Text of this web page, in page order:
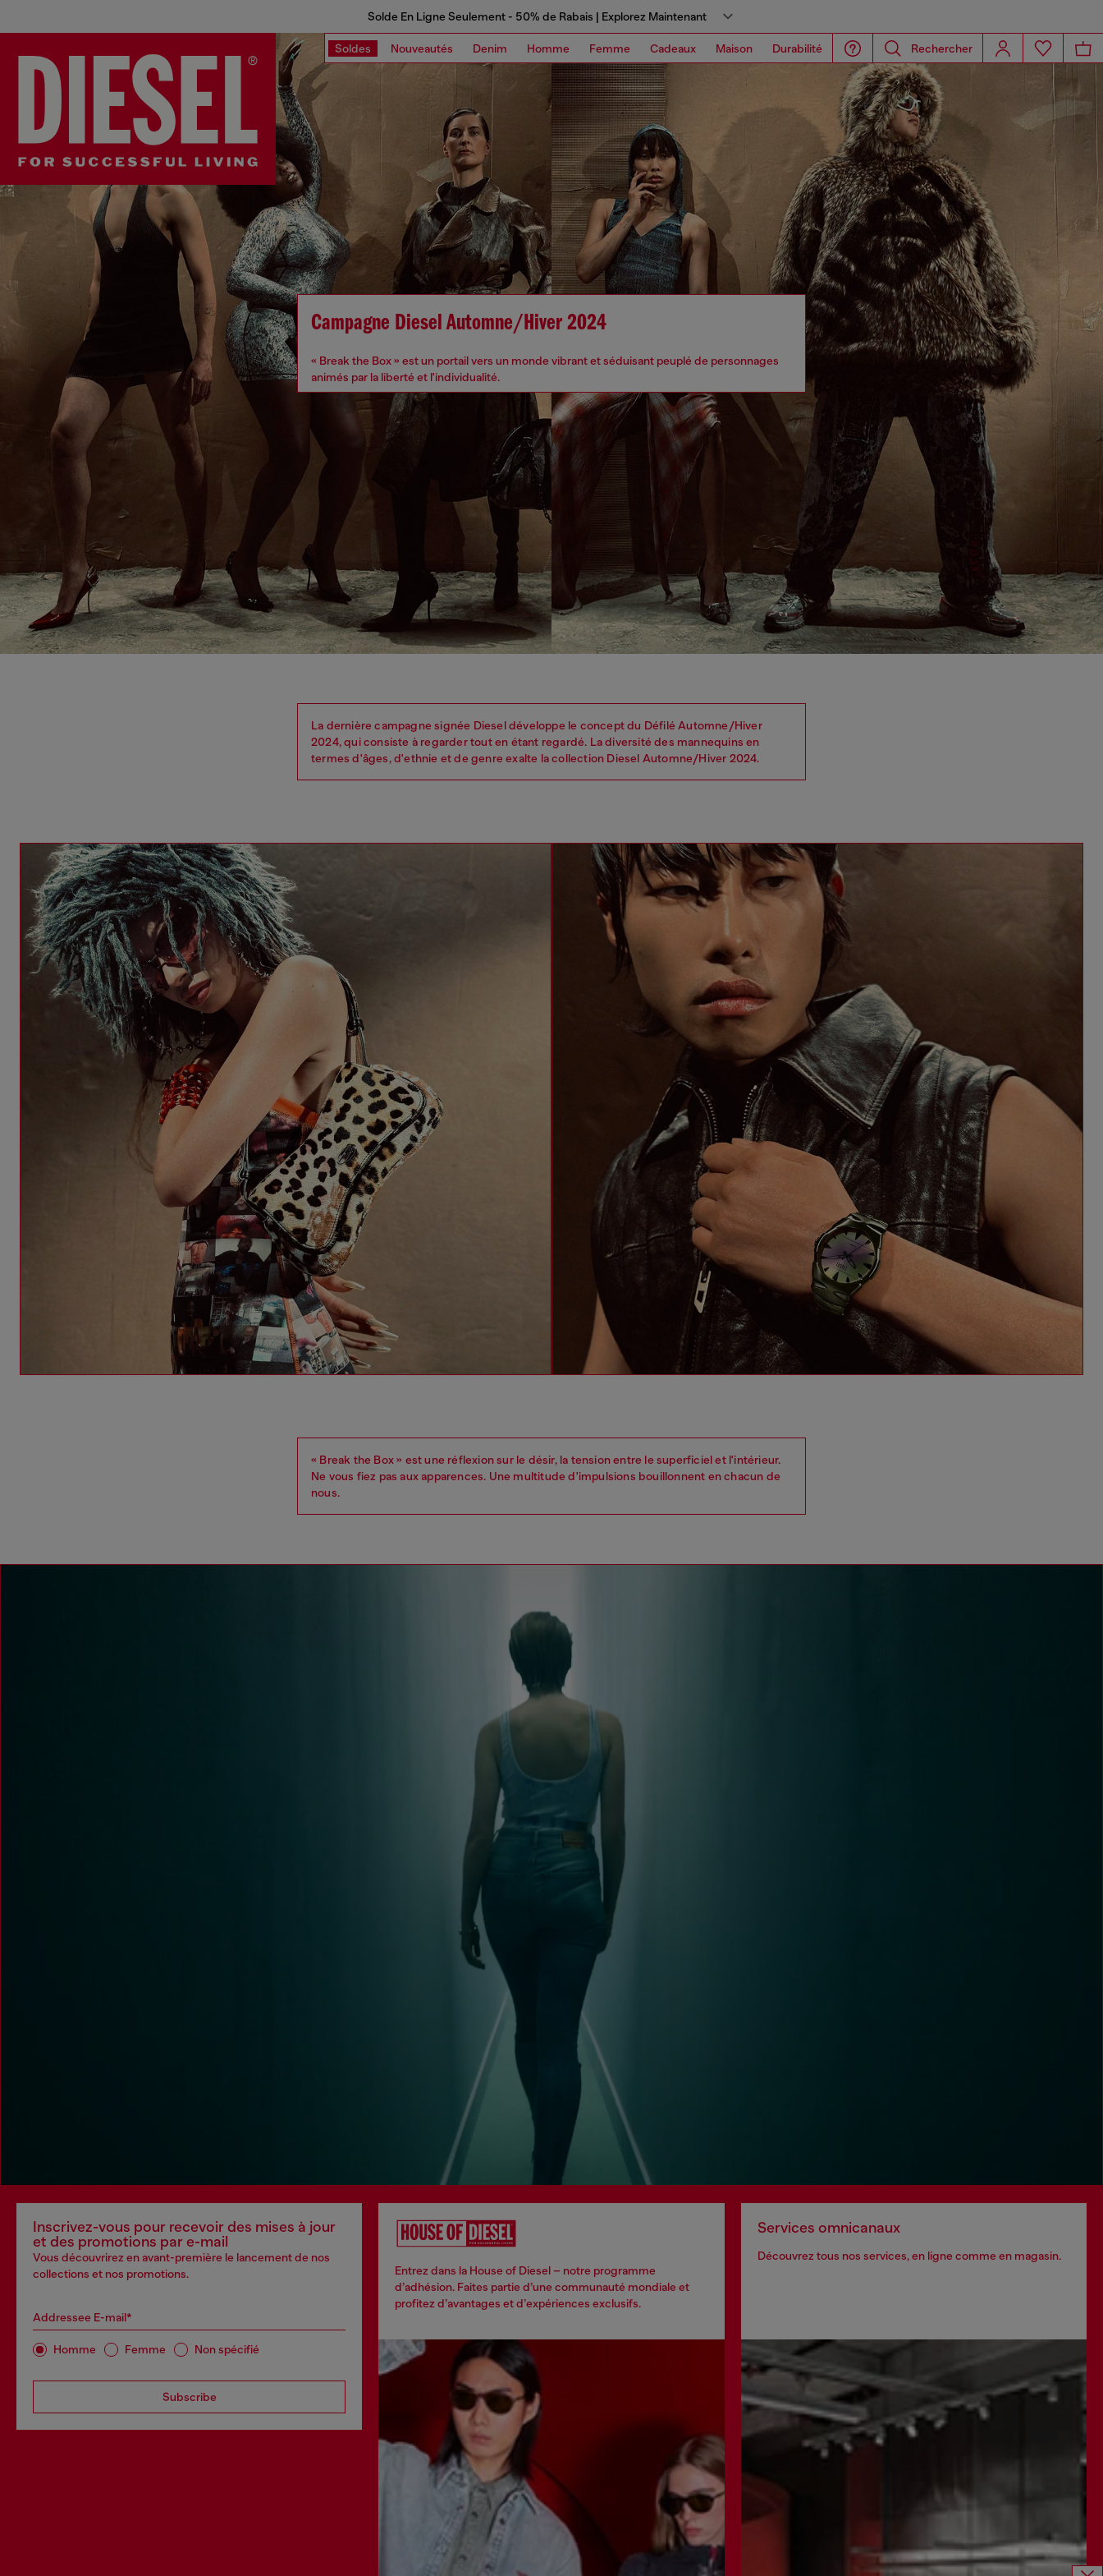
Solde En Ligne Seulement - 50% de Rabais | Explorez Maintenant
Soldes Nouveautés Denim Homme Femme Cadeaux Maison Durabilité Rechercher
Campagne Diesel Automne/Hiver 2024
« Break the Box » est un portail vers un monde vibrant et séduisant peuplé de personnages
animés par la liberté et l'individualité.
La dernière campagne signée Diesel développe le concept du Défilé Automne/Hiver
2024, qui consiste à regarder tout en étant regardé. La diversité des mannequins en
termes d'âges, d'ethnie et de genre exalte la collection Diesel Automne/Hiver 2024.
« Break the Box » est une réflexion sur le désir, la tension entre le superficiel et l'intérieur.
Ne vous fiez pas aux apparences. Une multitude d'impulsions bouillonnent en chacun de
nous.
Inscrivez-vous pour recevoir des mises à jour
et des promotions par e-mail
Vous découvrirez en avant-première le lancement de nos
collections et nos promotions.
Addressee E-mail*
Homme Femme Non spécifié
Subscribe
Entrez dans la House of Diesel – notre programme
d’adhésion. Faites partie d’une communauté mondiale et
profitez d’avantages et d’expériences exclusifs.
Services omnicanaux
Découvrez tous nos services, en ligne comme en magasin.